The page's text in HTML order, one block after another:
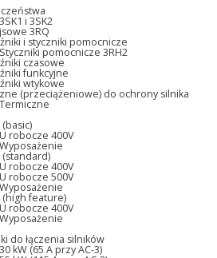
3SK1 i 3SK2
3RQ
i styczniki pomocnicze
Styczniki pomocnicze 3RH2
czasowe
funkcyjne
wtykowe
(przeciążeniowe) do ochrony silnika
Termiczne
U robocze 400V
Wyposażenie
(standard)
U robocze 400V
U robocze 500V
Wyposażenie
(high feature)
U robocze 400V
Wyposażenie
do łączenia silników
30 kW (65 A przy AC-3)